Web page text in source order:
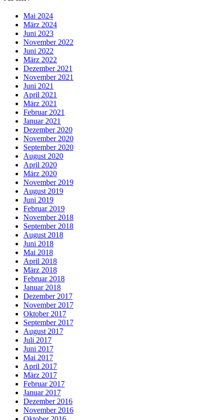
Mai 2024
März 2024
Juni 2023
November 2022
Juni 2022
März 2022
Dezember 2021
November 2021
Juni 2021
April 2021
März 2021
Februar 2021
Januar 2021
Dezember 2020
November 2020
September 2020
August 2020
April 2020
März 2020
November 2019
August 2019
Juni 2019
Februar 2019
November 2018
September 2018
August 2018
Juni 2018
Mai 2018
April 2018
März 2018
Februar 2018
Januar 2018
Dezember 2017
November 2017
Oktober 2017
September 2017
August 2017
Juli 2017
Juni 2017
Mai 2017
April 2017
März 2017
Februar 2017
Januar 2017
Dezember 2016
November 2016